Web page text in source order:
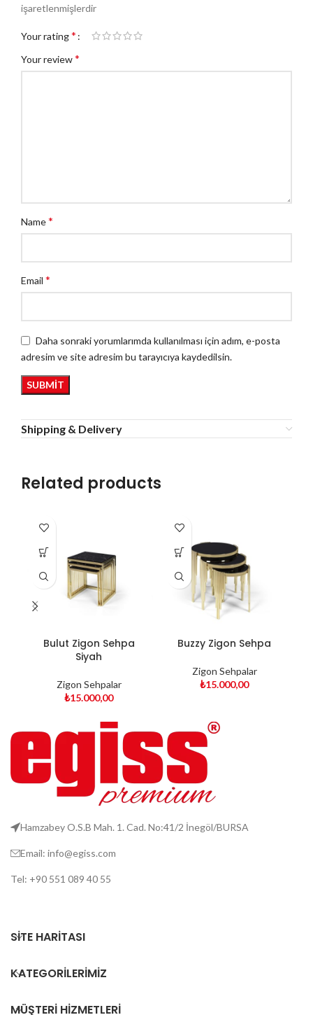
işaretlenmişlerdir
Your rating*
Your review*
Name*
Email *
Daha sonraki yorumlarımda kullanılması için adım, e-posta
adresim ve site adresim bu tarayıcıya kaydedilsin.
Shipping & Delivery
Related products
Bulut Zigon Sehpa
Siyah
Zigon Sehpalar
₺15.000,00
Buzzy Zigon Sehpa
Zigon Sehpalar
₺15.000,00
Hamzabey O.S.B Mah. 1. Cad. No:41/2 İnegöl/BURSA
Email: info@egiss.com
Tel: +90 551 089 40 55
SITE HARITASI
KATEGORILERIMIZ
MÜŞTERI HIZMETLERI